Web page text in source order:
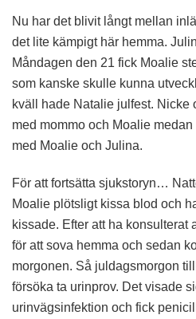
Nu har det blivit långt mellan
det lite kämpigt här hemma.
Måndagen den 21 fick Moalie
som kanske skulle kunna
kväll hade Natalie julfest. Nicke
med mommo och Moalie
med Moalie och Julina.
För att fortsätta sjukstoryn…
Moalie plötsligt kissa blod och
kissade. Efter att ha konsulterat
för att sova hemma och sedan
morgonen. Så juldagsmorgon
försöka ta urinprov. Det visade
urinvägsinfektion och fick